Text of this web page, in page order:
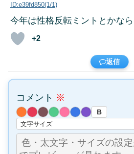
ID:e39fd850(1/1)
今年は性格反転ミントとかな
+2
返信
コメント ※
B